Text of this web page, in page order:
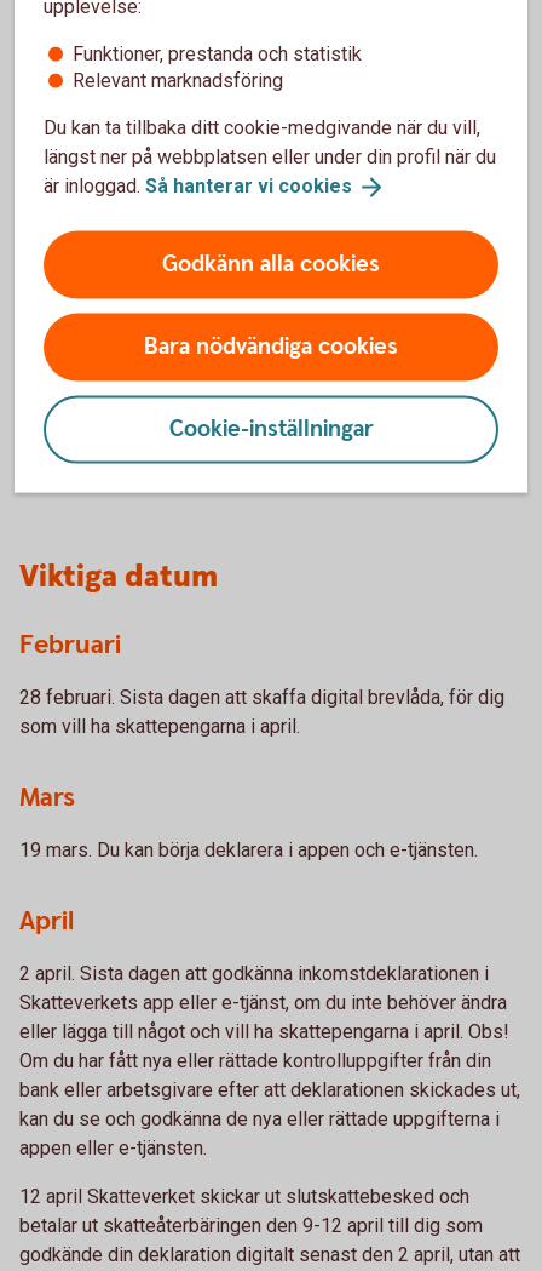
ökade levnadskostnader.
Avdrag för pensionssparande
till tjänstepension) kan du göra avdrag för eget
pensionssparande. Sparandet måste dock göras i en
pensionsförsäkring eller på ett pensionssparkonto. Du kan
inte få avdrag för sparande i till exempel ett
investeringssparkonto eller en kapitalförsäkring. Avdraget
får vara högst 35 procent av din förvärvsinkomst och uppgå
till högst 10 prisbasbelopp, det vill säga högst 455 000
kronor 2018.
Viktiga datum
Februari
28 februari. Sista dagen att skaffa digital brevlåda, för dig
som vill ha skattepengarna i april.
Mars
19 mars. Du kan börja deklarera i appen och e-tjänsten.
April
2 april. Sista dagen att godkänna inkomstdeklarationen i
Skatteverkets app eller e-tjänst, om du inte behöver ändra
eller lägga till något och vill ha skattepengarna i april. Obs!
Om du har fått nya eller rättade kontrolluppgifter från din
bank eller arbetsgivare efter att deklarationen skickades ut,
kan du se och godkänna de nya eller rättade uppgifterna i
appen eller e-tjänsten.
12 april Skatteverket skickar ut slutskattebesked och
betalar ut skatteåterbäringen den 9-12 april till dig som
godkände din deklaration digitalt senast den 2 april, utan att
upplevelse:
Funktioner, prestanda och statistik
Relevant marknadsföring
Du kan ta tillbaka ditt cookie-medgivande när du vill,
längst ner på webbplatsen eller under din profil när du
är inloggad. Så hanterar vi cookies
Godkänn alla cookies
Bara nödvändiga cookies
Cookie-inställningar